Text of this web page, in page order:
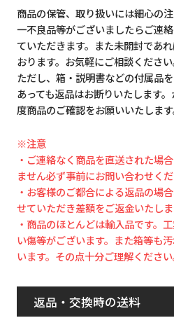
商品の保管、取り扱いには細心の
一不良品等がございましたらご連
ていただきます。また未開封であ
おります。お気軽にご相談ください
ただし、箱・説明書などの付属品
あっても返品はお断りいたします
度商品のご確認をお願いいたします
※注意
・ご連絡なく商品を直送された場
ません必ず事前にお問い合わせくだ
・お客様のご都合による返品の場
せていただき差額をご返金いたし
・商品のほとんどは輸入品です。
い傷等がございます。また箱等も
います。その点十分ご理解ください
返品・交換時の送料